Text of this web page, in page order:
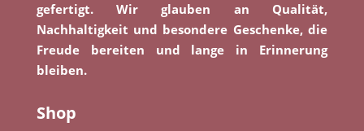
gefertigt. Wir glauben an Qualität,
Nachhaltigkeit und besondere Geschenke, die
Freude bereiten und lange in Erinnerung
bleiben.
Shop